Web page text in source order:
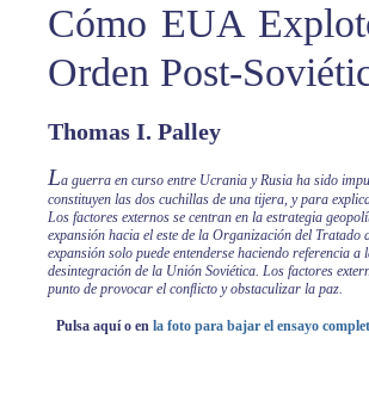
Cómo EUA
Orden Post-
Thomas I. Palley
La guerra en curso entre Ucrania y Rusia ha sido
constituyen las dos cuchillas de una tijera, y para
Los factores externos se centran en la estrategia
expansión hacia el este de la Organización del
expansión solo puede entenderse haciendo referencia
desintegración de la Unión Soviética. Los factores
punto de provocar el conﬂicto y obstaculizar la paz.
Pulsa aquí o en la foto para bajar el ensayo